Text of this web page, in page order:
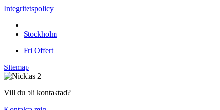
Integritetspolicy
Stockholm
Fri Offert
Sitemap
Vill du bli kontaktad?